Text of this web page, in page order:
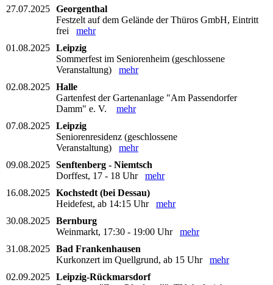
27.07.2025 Georgenthal
Festzelt auf dem Gelände der Thüros GmbH, Eintritt
frei mehr
01.08.2025 Leipzig
Sommerfest im Seniorenheim (geschlossene
Veranstaltung) mehr
02.08.2025 Halle
Gartenfest der Gartenanlage "Am Passendorfer
Damm" e. V. mehr
07.08.2025 Leipzig
Seniorenresidenz (geschlossene
Veranstaltung) mehr
09.08.2025 Senftenberg - Niemtsch
Dorffest, 17 - 18 Uhr mehr
16.08.2025 Kochstedt (bei Dessau)
Heidefest, ab 14:15 Uhr mehr
30.08.2025 Bernburg
Weinmarkt, 17:30 - 19:00 Uhr mehr
31.08.2025 Bad Frankenhausen
Kurkonzert im Quellgrund, ab 15 Uhr mehr
02.09.2025 Leipzig-Rückmarsdorf